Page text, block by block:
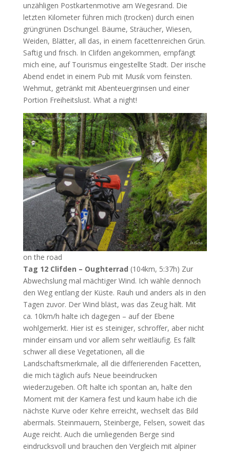
unzähligen Postkartenmotive am Wegesrand. Die
letzten Kilometer führen mich (trocken) durch einen
grüngrünen Dschungel. Bäume, Sträucher, Wiesen,
Weiden, Blätter, all das, in einem facettenreichen Grün.
Saftig und frisch. In Clifden angekommen, empfängt
mich eine, auf Tourismus eingestellte Stadt. Der irische
Abend endet in einem Pub mit Musik vom feinsten.
Wehmut, getränkt mit Abenteuergrinsen und einer
Portion Freiheitslust. What a night!
on the road
Tag 12 Clifden – Oughterrad (104km, 5:37h) Zur
Abwechslung mal mächtiger Wind. Ich wähle dennoch
den Weg entlang der Küste. Rauh und anders als in den
Tagen zuvor. Der Wind bläst, was das Zeug hält. Mit
ca. 10km/h halte ich dagegen – auf der Ebene
wohlgemerkt. Hier ist es steiniger, schroffer, aber nicht
minder einsam und vor allem sehr weitläufig. Es fällt
schwer all diese Vegetationen, all die
Landschaftsmerkmale, all die differierenden Facetten,
die mich täglich aufs Neue beeindrucken
wiederzugeben. Oft halte ich spontan an, halte den
Moment mit der Kamera fest und kaum habe ich die
nächste Kurve oder Kehre erreicht, wechselt das Bild
abermals. Steinmauern, Steinberge, Felsen, soweit das
Auge reicht. Auch die umliegenden Berge sind
eindrucksvoll und brauchen den Vergleich mit alpiner